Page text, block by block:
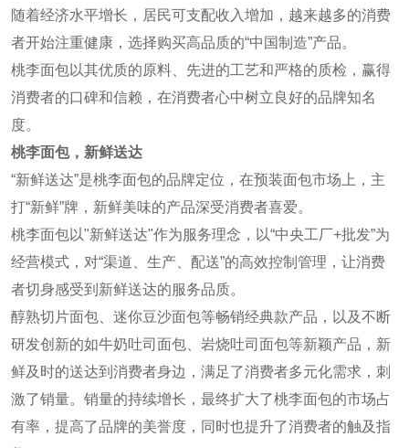
随着经济水平增长，居民可支配收入增加，越来越多的消费
者开始注重健康，选择购买高品质的“中国制造”产品。
桃李面包以其优质的原料、先进的工艺和严格的质检，赢得
消费者的口碑和信赖，在消费者心中树立良好的品牌知名
度。
桃李面包，新鲜送达
“新鲜送达”是桃李面包的品牌定位，在预装面包市场上，主
打“新鲜”牌，新鲜美味的产品深受消费者喜爱。
桃李面包以"新鲜送达"作为服务理念，以“中央工厂+批发”为
经营模式，对“渠道、生产、配送”的高效控制管理，让消费
者切身感受到新鲜送达的服务品质。
醇熟切片面包、迷你豆沙面包等畅销经典款产品，以及不断
研发创新的如牛奶吐司面包、岩烧吐司面包等新颖产品，新
鲜及时的送达到消费者身边，满足了消费者多元化需求，刺
激了销量。销量的持续增长，最终扩大了桃李面包的市场占
有率，提高了品牌的美誉度，同时也提升了消费者的触及指